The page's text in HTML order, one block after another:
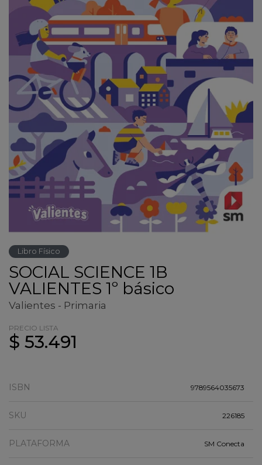
Libro Físico
SOCIAL SCIENCE 1B
VALIENTES 1º básico
Valientes - Primaria
PRECIO LISTA
$ 53.491
ISBN 9789564035673
SKU 226185
PLATAFORMA SM Conecta